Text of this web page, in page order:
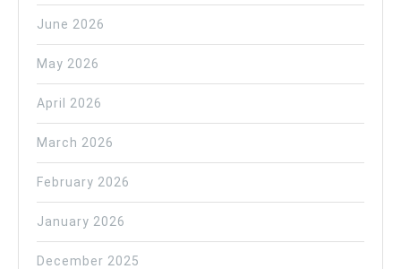
June 2026
May 2026
April 2026
March 2026
February 2026
January 2026
December 2025